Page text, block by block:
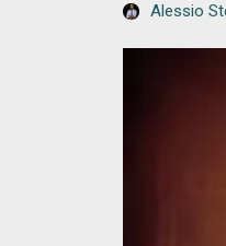
Alessio